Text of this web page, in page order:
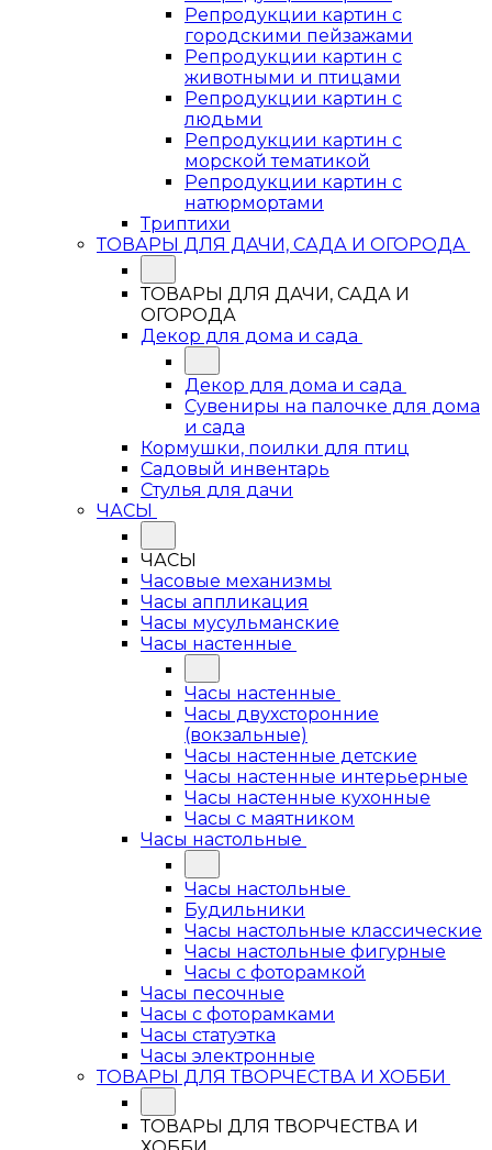
Репродукции картин с
городскими пейзажами
Репродукции картин с
животными и птицами
Репродукции картин с
людьми
Репродукции картин с
морской тематикой
Репродукции картин с
натюрмортами
Триптихи
ТОВАРЫ ДЛЯ ДАЧИ, САДА И ОГОРОДА
ТОВАРЫ ДЛЯ ДАЧИ, САДА И
ОГОРОДА
Декор для дома и сада
Декор для дома и сада
Сувениры на палочке для дома
и сада
Кормушки, поилки для птиц
Садовый инвентарь
Стулья для дачи
ЧАСЫ
ЧАСЫ
Часовые механизмы
Часы аппликация
Часы мусульманские
Часы настенные
Часы настенные
Часы двухсторонние
(вокзальные)
Часы настенные детские
Часы настенные интерьерные
Часы настенные кухонные
Часы с маятником
Часы настольные
Часы настольные
Будильники
Часы настольные классические
Часы настольные фигурные
Часы с фоторамкой
Часы песочные
Часы с фоторамками
Часы статуэтка
Часы электронные
ТОВАРЫ ДЛЯ ТВОРЧЕСТВА И ХОББИ
ТОВАРЫ ДЛЯ ТВОРЧЕСТВА И